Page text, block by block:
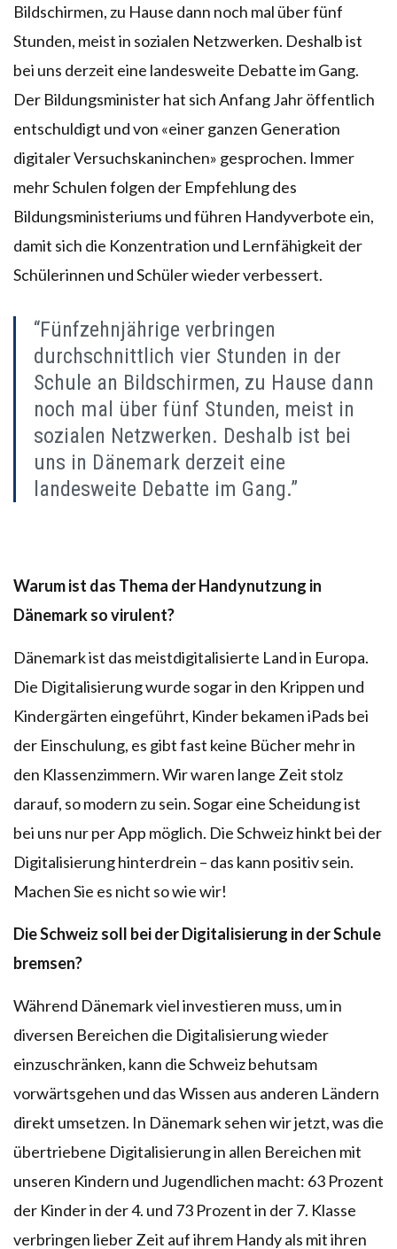
Bildschirmen, zu Hause dann noch mal über fünf
Stunden, meist in sozialen Netzwerken. Deshalb ist
bei uns derzeit eine landesweite Debatte im Gang.
Der Bildungsminister hat sich Anfang Jahr öffentlich
entschuldigt und von «einer ganzen Generation
digitaler Versuchskaninchen» gesprochen. Immer
mehr Schulen folgen der Empfehlung des
Bildungsministeriums und führen Handyverbote ein,
damit sich die Konzentration und Lernfähigkeit der
Schülerinnen und Schüler wieder verbessert.
“Fünfzehnjährige verbringen
durchschnittlich vier Stunden in der
Schule an Bildschirmen, zu Hause dann
noch mal über fünf Stunden, meist in
sozialen Netzwerken. Deshalb ist bei
uns in Dänemark derzeit eine
landesweite Debatte im Gang.”
Warum ist das Thema der Handynutzung in
Dänemark so virulent?
Dänemark ist das meistdigitalisierte Land in Europa.
Die Digitalisierung wurde sogar in den Krippen und
Kindergärten eingeführt, Kinder bekamen iPads bei
der Einschulung, es gibt fast keine Bücher mehr in
den Klassenzimmern. Wir waren lange Zeit stolz
darauf, so modern zu sein. Sogar eine Scheidung ist
bei uns nur per App möglich. Die Schweiz hinkt bei der
Digitalisierung hinterdrein – das kann positiv sein.
Machen Sie es nicht so wie wir!
Die Schweiz soll bei der Digitalisierung in der Schule
bremsen?
Während Dänemark viel investieren muss, um in
diversen Bereichen die Digitalisierung wieder
einzuschränken, kann die Schweiz behutsam
vorwärtsgehen und das Wissen aus anderen Ländern
direkt umsetzen. In Dänemark sehen wir jetzt, was die
übertriebene Digitalisierung in allen Bereichen mit
unseren Kindern und Jugendlichen macht: 63 Prozent
der Kinder in der 4. und 73 Prozent in der 7. Klasse
verbringen lieber Zeit auf ihrem Handy als mit ihren